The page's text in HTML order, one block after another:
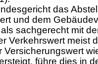
das
und dem
sachgerecht mit
Verkehrswert meist
Versicherungswert
führe dies in